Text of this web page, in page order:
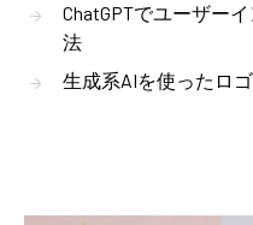
ChatGPTでユーザー
法
生成系AIを使ったロ